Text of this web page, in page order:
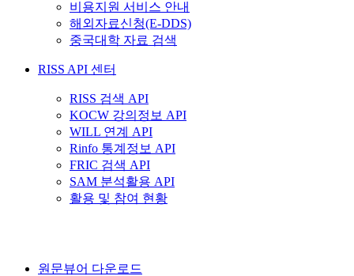
비용지원 서비스 안내
해외자료신청(E-DDS)
중국대학 자료 검색
RISS API 센터
RISS 검색 API
KOCW 강의정보 API
WILL 연계 API
Rinfo 통계정보 API
FRIC 검색 API
SAM 분석활용 API
활용 및 참여 현황
원문뷰어 다운로드